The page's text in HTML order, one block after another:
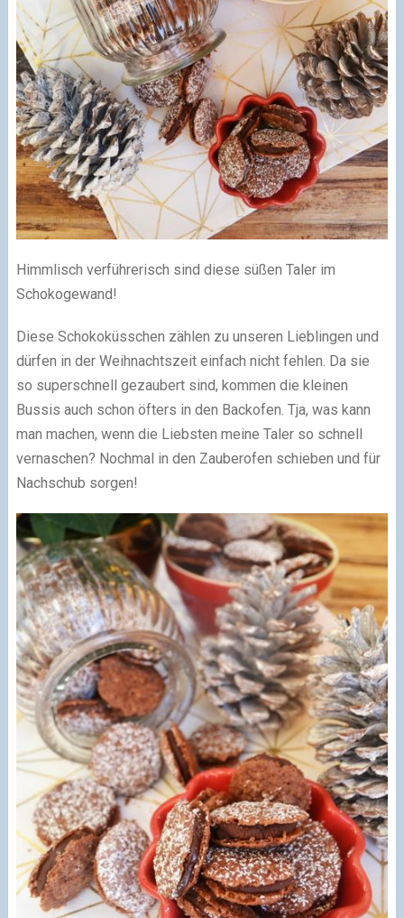
Himmlisch verführerisch sind diese süßen Taler im
Schokogewand!
Diese Schokoküsschen zählen zu unseren Lieblingen und
dürfen in der Weihnachtszeit einfach nicht fehlen. Da sie
so superschnell gezaubert sind, kommen die kleinen
Bussis auch schon öfters in den Backofen. Tja, was kann
man machen, wenn die Liebsten meine Taler so schnell
vernaschen? Nochmal in den Zauberofen schieben und für
Nachschub sorgen!